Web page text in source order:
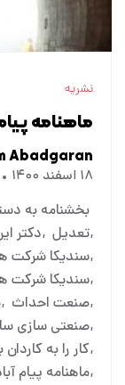
نشریه
ماهنامه پیام
Abadgaran
۱۸ اسفند ۱۴۰۰
بخشنامه به
تعدیل دکتر
سندیکا شرکت
سندیکا شرکت
صنعت احداث
صنعتی سازی
کار را به
ماهنامه پیام